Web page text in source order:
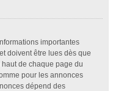
importantes
doivent être lues dès que
de chaque page du
pour les annonces
dépend des